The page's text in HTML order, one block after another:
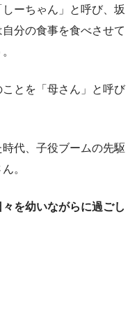
ーちゃん」と呼び、坂
分の食事を食べさせて
とを「母さん」と呼び
代、子役ブームの先駆
。
を幼いながらに過ごし